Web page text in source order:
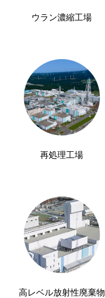
ウラン濃縮工場
再処理工場
高レベル放射性廃棄物